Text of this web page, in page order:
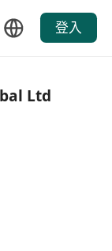
登入
Ltd